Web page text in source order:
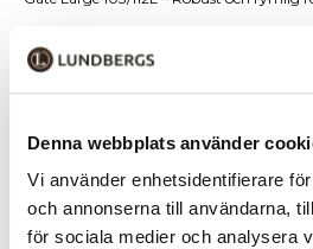
Denna webbplats använder
Vi använder enhetsidentifierare
och annonserna till användarna,
för sociala medier och analysera
Gate large resväska är det perfekta valet
semester eller behöver gott om plats för
kapacitet från 103 till 112 liter och 360°
Resväskan är tillverkad i slitstarkt
samt invändig packtejp och en praktisk
solida draghandtaget ger bra kontroll